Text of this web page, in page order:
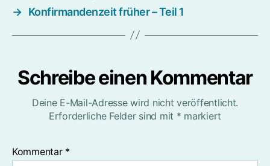
→ Konfirmandenzeit früher – Teil 1
Schreibe einen Kommentar
Deine E-Mail-Adresse wird nicht veröffentlicht.
Erforderliche Felder sind mit * markiert
Kommentar *